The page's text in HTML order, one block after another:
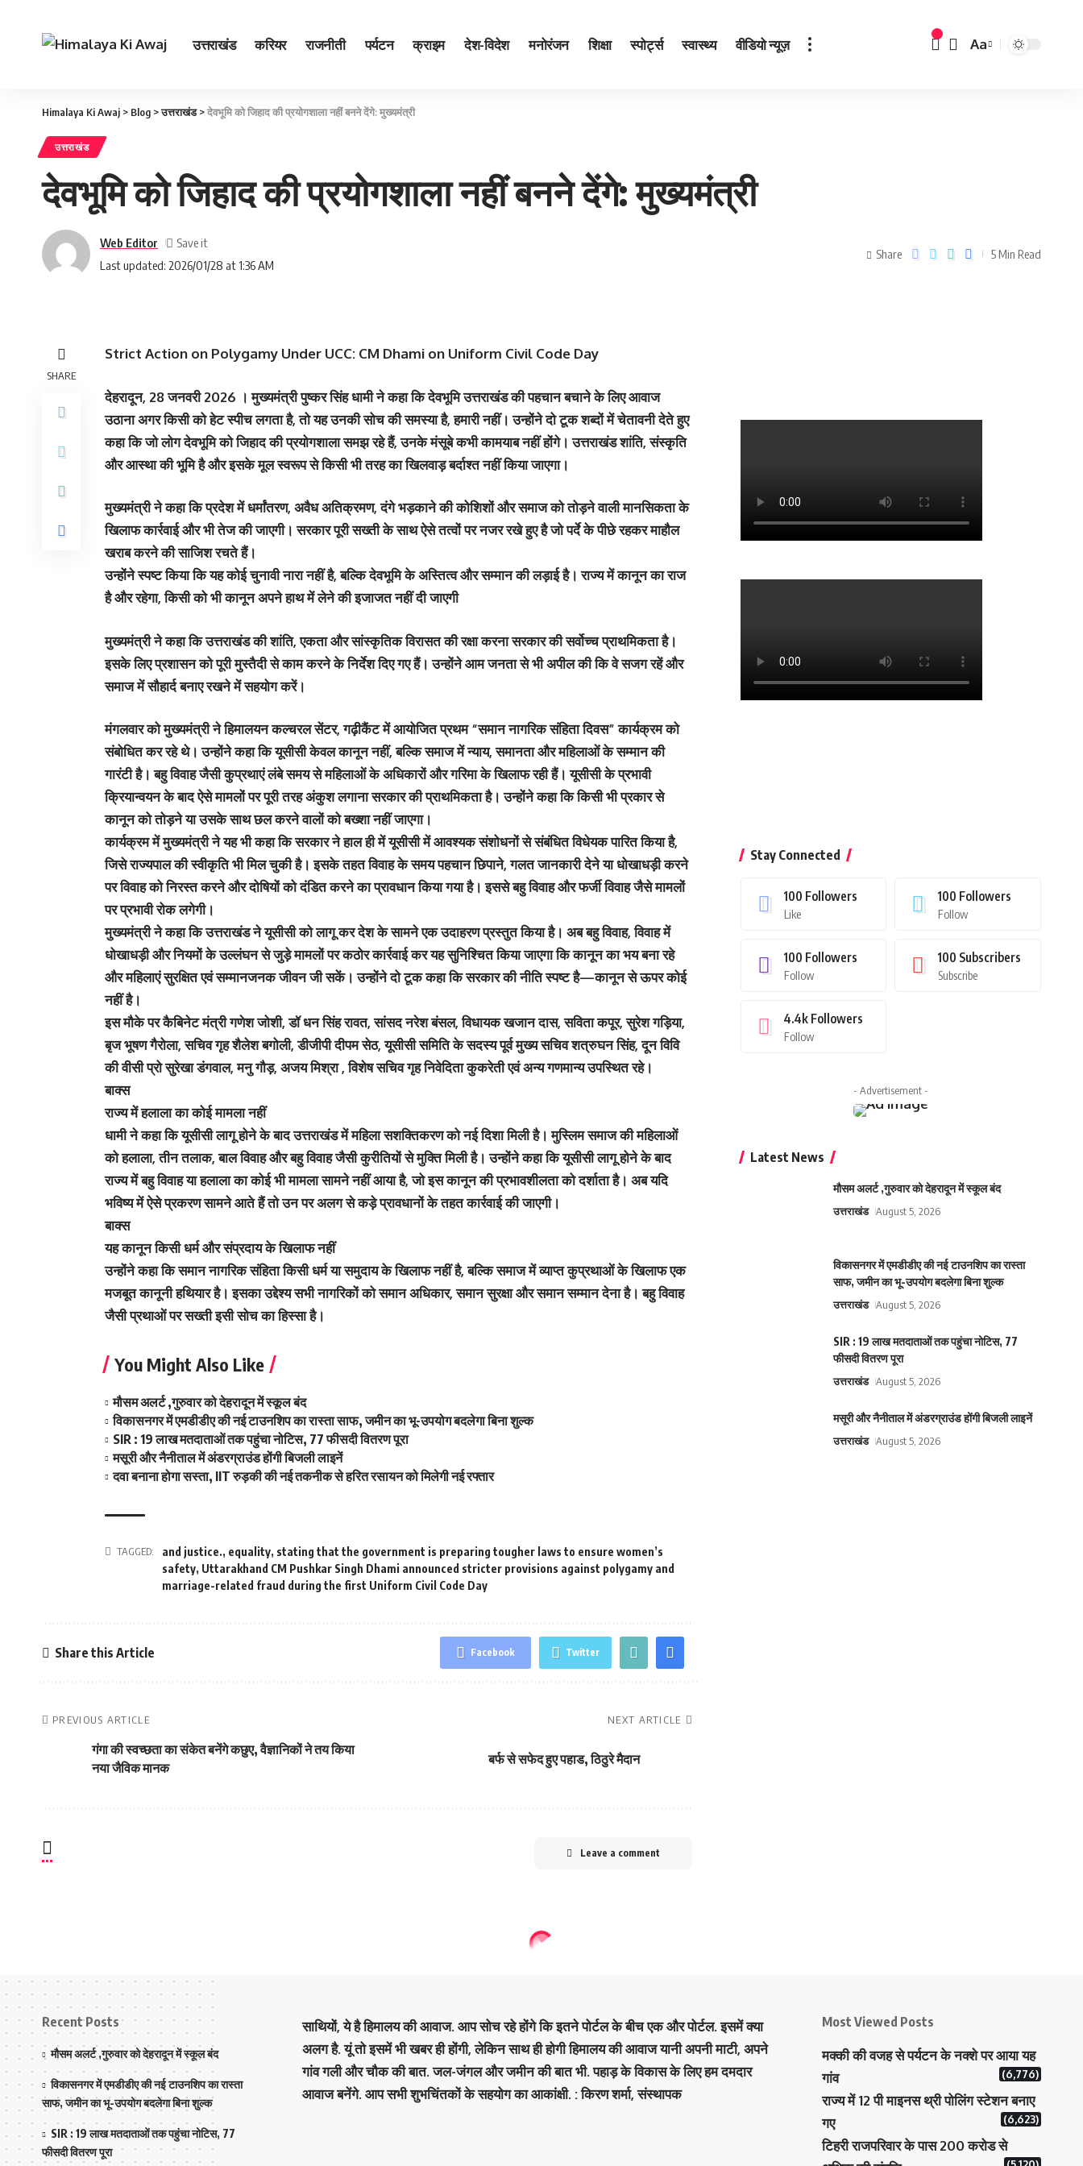
उत्तराखंड करियर राजनीती पर्यटन क्राइम देश-विदेश मनोरंजन शिक्षा स्पोर्ट्स स्वास्थ्य वीडियो न्यूज़ Aa
Himalaya Ki Awaj > Blog >उत्तराखंड>देवभूमि को जिहाद की प्रयोगशाला नहीं बनने देंगे: मुख्यमंत्री
उत्तराखंड
देवभूमि को जिहाद की प्रयोगशाला नहीं बनने देंगे: मुख्यमंत्री
Last updated: 2026/01/28 at 1:36 AM
Web Editor
Share 5 Min Read
SHARE
Strict Action on Polygamy Under UCC: CM Dhami on Uniform Civil Code Day
देहरादून, 28 जनवरी 2026 । मुख्यमंत्री पुष्कर सिंह धामी ने कहा कि देवभूमि उत्तराखंड की पहचान बचाने के लिए आवाज
उठाना अगर किसी को हेट स्पीच लगता है, तो यह उनकी सोच की समस्या है, हमारी नहीं। उन्होंने दो टूक शब्दों में चेतावनी देते हुए
कहा कि जो लोग देवभूमि को जिहाद की प्रयोगशाला समझ रहे हैं, उनके मंसूबे कभी कामयाब नहीं होंगे। उत्तराखंड शांति, संस्कृति
और आस्था की भूमि है और इसके मूल स्वरूप से किसी भी तरह का खिलवाड़ बर्दाश्त नहीं किया जाएगा।
मुख्यमंत्री ने कहा कि प्रदेश में धर्मांतरण, अवैध अतिक्रमण, दंगे भड़काने की कोशिशों और समाज को तोड़ने वाली मानसिकता के
खिलाफ कार्रवाई और भी तेज की जाएगी। सरकार पूरी सख्ती के साथ ऐसे तत्वों पर नजर रखे हुए है जो पर्दे के पीछे रहकर माहौल
खराब करने की साजिश रचते हैं।
उन्होंने स्पष्ट किया कि यह कोई चुनावी नारा नहीं है, बल्कि देवभूमि के अस्तित्व और सम्मान की लड़ाई है। राज्य में कानून का राज
है और रहेगा, किसी को भी कानून अपने हाथ में लेने की इजाजत नहीं दी जाएगी
मुख्यमंत्री ने कहा कि उत्तराखंड की शांति, एकता और सांस्कृतिक विरासत की रक्षा करना सरकार की सर्वोच्च प्राथमिकता है।
इसके लिए प्रशासन को पूरी मुस्तैदी से काम करने के निर्देश दिए गए हैं। उन्होंने आम जनता से भी अपील की कि वे सजग रहें और
समाज में सौहार्द बनाए रखने में सहयोग करें।
मंगलवार को मुख्यमंत्री ने हिमालयन कल्चरल सेंटर, गढ़ीकैंट में आयोजित प्रथम “समान नागरिक संहिता दिवस” कार्यक्रम को
संबोधित कर रहे थे। उन्होंने कहा कि यूसीसी केवल कानून नहीं, बल्कि समाज में न्याय, समानता और महिलाओं के सम्मान की
गारंटी है। बहु विवाह जैसी कुप्रथाएं लंबे समय से महिलाओं के अधिकारों और गरिमा के खिलाफ रही हैं। यूसीसी के प्रभावी
क्रियान्वयन के बाद ऐसे मामलों पर पूरी तरह अंकुश लगाना सरकार की प्राथमिकता है। उन्होंने कहा कि किसी भी प्रकार से
कानून को तोड़ने या उसके साथ छल करने वालों को बख्शा नहीं जाएगा।
कार्यक्रम में मुख्यमंत्री ने यह भी कहा कि सरकार ने हाल ही में यूसीसी में आवश्यक संशोधनों से संबंधित विधेयक पारित किया है,
जिसे राज्यपाल की स्वीकृति भी मिल चुकी है। इसके तहत विवाह के समय पहचान छिपाने, गलत जानकारी देने या धोखाधड़ी करने
पर विवाह को निरस्त करने और दोषियों को दंडित करने का प्रावधान किया गया है। इससे बहु विवाह और फर्जी विवाह जैसे मामलों
पर प्रभावी रोक लगेगी।
मुख्यमंत्री ने कहा कि उत्तराखंड ने यूसीसी को लागू कर देश के सामने एक उदाहरण प्रस्तुत किया है। अब बहु विवाह, विवाह में
धोखाधड़ी और नियमों के उल्लंघन से जुड़े मामलों पर कठोर कार्रवाई कर यह सुनिश्चित किया जाएगा कि कानून का भय बना रहे
और महिलाएं सुरक्षित एवं सम्मानजनक जीवन जी सकें। उन्होंने दो टूक कहा कि सरकार की नीति स्पष्ट है—कानून से ऊपर कोई
नहीं है।
इस मौके पर कैबिनेट मंत्री गणेश जोशी, डॉ धन सिंह रावत, सांसद नरेश बंसल, विधायक खजान दास, सविता कपूर, सुरेश गड़िया,
बृज भूषण गैरोला, सचिव गृह शैलेश बगोली, डीजीपी दीपम सेठ, यूसीसी समिति के सदस्य पूर्व मुख्य सचिव शत्रुघन सिंह, दून विवि
की वीसी प्रो सुरेखा डंगवाल, मनु गौड़, अजय मिश्रा , विशेष सचिव गृह निवेदिता कुकरेती एवं अन्य गणमान्य उपस्थित रहे।
बाक्स
राज्य में हलाला का कोई मामला नहीं
धामी ने कहा कि यूसीसी लागू होने के बाद उत्तराखंड में महिला सशक्तिकरण को नई दिशा मिली है। मुस्लिम समाज की महिलाओं
को हलाला, तीन तलाक, बाल विवाह और बहु विवाह जैसी कुरीतियों से मुक्ति मिली है। उन्होंने कहा कि यूसीसी लागू होने के बाद
राज्य में बहु विवाह या हलाला का कोई भी मामला सामने नहीं आया है, जो इस कानून की प्रभावशीलता को दर्शाता है। अब यदि
भविष्य में ऐसे प्रकरण सामने आते हैं तो उन पर अलग से कड़े प्रावधानों के तहत कार्रवाई की जाएगी।
बाक्स
यह कानून किसी धर्म और संप्रदाय के खिलाफ नहीं
उन्होंने कहा कि समान नागरिक संहिता किसी धर्म या समुदाय के खिलाफ नहीं है, बल्कि समाज में व्याप्त कुप्रथाओं के खिलाफ एक
मजबूत कानूनी हथियार है। इसका उद्देश्य सभी नागरिकों को समान अधिकार, समान सुरक्षा और समान सम्मान देना है। बहु विवाह
जैसी प्रथाओं पर सख्ती इसी सोच का हिस्सा है।
You Might Also Like
मौसम अलर्ट ,गुरुवार को देहरादून में स्कूल बंद
विकासनगर में एमडीडीए की नई टाउनशिप का रास्ता साफ, जमीन का भू-उपयोग बदलेगा बिना शुल्क
SIR : 19 लाख मतदाताओं तक पहुंचा नोटिस, 77 फीसदी वितरण पूरा
मसूरी और नैनीताल में अंडरग्राउंड होंगी बिजली लाइनें
दवा बनाना होगा सस्ता, IIT रुड़की की नई तकनीक से हरित रसायन को मिलेगी नई रफ्तार
TAGGED: and justice., equality, stating that the government is preparing tougher laws to ensure women’s
safety, Uttarakhand CM Pushkar Singh Dhami announced stricter provisions against polygamy and
marriage-related fraud during the first Uniform Civil Code Day
Share this Article Facebook Twitter
PREVIOUS ARTICLE
गंगा की स्वच्छता का संकेत बनेंगे कछुए, वैज्ञानिकों ने तय किया
नया जैविक मानक
NEXT ARTICLE
बर्फ से सफेद हुए पहाड, ठिठुरे मैदान
Leave a comment
Stay Connected
100 Followers
Like
100 Followers
Follow
100 Followers
Follow
100 Subscribers
Subscribe
4.4k Followers
Follow
- Advertisement -
Latest News
मौसम अलर्ट ,गुरुवार को देहरादून में स्कूल बंद
उत्तराखंड August 5, 2026
विकासनगर में एमडीडीए की नई टाउनशिप का रास्ता
साफ, जमीन का भू-उपयोग बदलेगा बिना शुल्क
उत्तराखंड August 5, 2026
SIR : 19 लाख मतदाताओं तक पहुंचा नोटिस, 77
फीसदी वितरण पूरा
उत्तराखंड August 5, 2026
मसूरी और नैनीताल में अंडरग्राउंड होंगी बिजली लाइनें
उत्तराखंड August 5, 2026
Recent Posts
मौसम अलर्ट ,गुरुवार को देहरादून में स्कूल बंद
विकासनगर में एमडीडीए की नई टाउनशिप का रास्ता
साफ, जमीन का भू-उपयोग बदलेगा बिना शुल्क
SIR : 19 लाख मतदाताओं तक पहुंचा नोटिस, 77
फीसदी वितरण पूरा
साथियों, ये है हिमालय की आवाज. आप सोच रहे होंगे कि इतने पोर्टल के बीच एक और पोर्टल. इसमें क्या
अलग है. यूं तो इसमें भी खबर ही होंगी, लेकिन साथ ही होगी हिमालय की आवाज यानी अपनी माटी, अपने
गांव गली और चौक की बात. जल-जंगल और जमीन की बात भी. पहाड़ के विकास के लिए हम दमदार
आवाज बनेंगे. आप सभी शुभचिंतकों के सहयोग का आकांक्षी. : किरण शर्मा, संस्‍थापक
Most Viewed Posts
मक्‍की की वजह से पर्यटन के नक्‍शे पर आया यह
गांव
(6,776)
राज्य में 12 पी माइनस थ्री पोलिंग स्टेशन बनाए
गए
(6,623)
टिहरी राजपरिवार के पास 200 करोड से